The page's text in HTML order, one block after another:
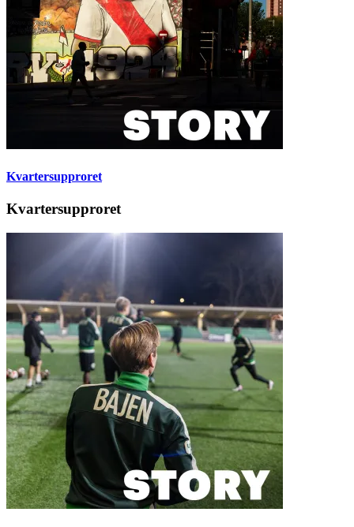
Kvartersupproret
Kvartersupproret